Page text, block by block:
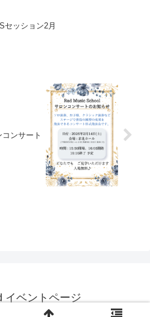
セッション2月
ンサート
イベントページ